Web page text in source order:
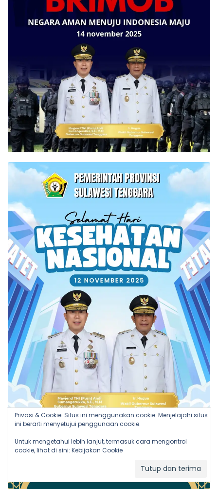
Privasi & Cookie: Situs ini menggunakan cookie. Menjelajahi situs
ini berarti menyetujui penggunaan cookie.
Untuk mengetahui lebih lanjut, termasuk cara mengontrol
cookie, lihat di sini: Kebijakan Cookie